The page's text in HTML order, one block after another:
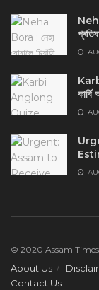
© 2020 Assam
About Us
Contact Us